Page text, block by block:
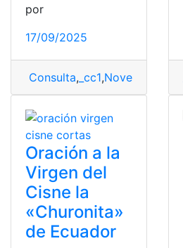
por
17/09/2025
Consulta, _cc1,Novena
Oración a la
Virgen del
Cisne la
«Churonita»
de Ecuador